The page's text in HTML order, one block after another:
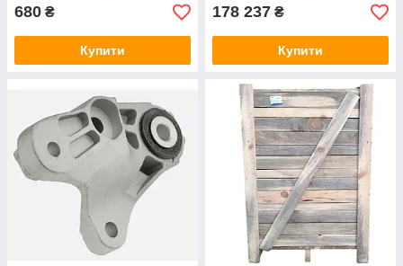
680 ₴
Купити
178 237 ₴
Купити